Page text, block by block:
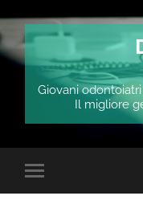
Giovani
Il migliore
Attiva/disattiva
il